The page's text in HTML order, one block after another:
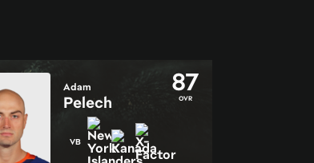
87
OVR
Adam
Pelech
VB